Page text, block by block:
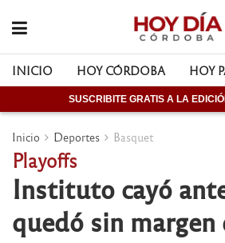
INICIO HOY CÓRDOBA HOY
SUSCRIBITE GRATIS A LA
Inicio Deportes Basquet
Playoffs
Instituto cayó
quedó sin margen